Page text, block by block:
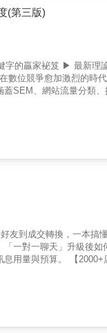
規畫專業內容、如何輕
你一步一腳印地學會：
意面對鏡頭展現自己，
，既緊張又興奮。緊張
場創下亮眼成績的激動
開個鏡頭講話就好」？
播不是『一夜爆紅』的
於滿足各類族群對象
想成為直播主：你可能
：架設鋼骨（設備與技
能長期運營。●本書重
／ TikTok 合作
據。• 帶貨專章：選品
目的地在哪（產業趨勢
發展）。
(第三版)
字的贏家袐笈 ▶ 最新理
位競爭愈加激烈的時
SEM、網站流量分類、
完整的SEO知識架構。
愈加激烈的時代，「
網站流量分類、搜尋引
成關鍵字、內容架構、
內容創作與技術SEO的
AI如何協助行銷人快速
目標讀者】個人企業主
到成交轉換，一本搞
一對一聊天」升級後
用量與預算。 【2000+
的行銷心法，牢牢黏
，多項新功能全收錄！
觸及更深。 ‧ 優惠券/抽